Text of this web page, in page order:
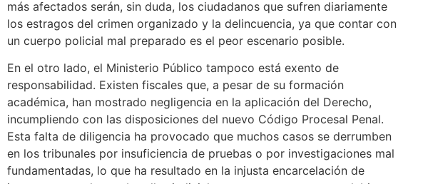
más afectados serán, sin duda, los ciudadanos que sufren diariamente
los estragos del crimen organizado y la delincuencia, ya que contar con
un cuerpo policial mal preparado es el peor escenario posible.
En el otro lado, el Ministerio Público tampoco está exento de
responsabilidad. Existen fiscales que, a pesar de su formación
académica, han mostrado negligencia en la aplicación del Derecho,
incumpliendo con las disposiciones del nuevo Código Procesal Penal.
Esta falta de diligencia ha provocado que muchos casos se derrumben
en los tribunales por insuficiencia de pruebas o por investigaciones mal
fundamentadas, lo que ha resultado en la injusta encarcelación de